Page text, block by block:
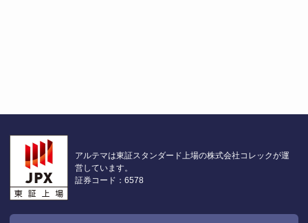
アルテマは東証スタンダード上場の株式会社コレックが運
営しています。
証券コード：6578